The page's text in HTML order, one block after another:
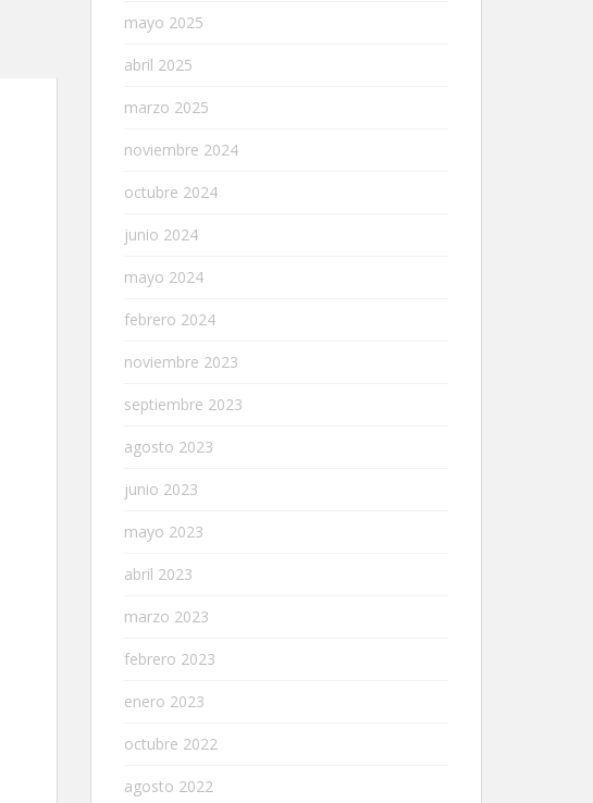
mayo 2025
abril 2025
marzo 2025
noviembre 2024
octubre 2024
junio 2024
mayo 2024
febrero 2024
noviembre 2023
septiembre 2023
agosto 2023
junio 2023
mayo 2023
abril 2023
marzo 2023
febrero 2023
enero 2023
octubre 2022
agosto 2022